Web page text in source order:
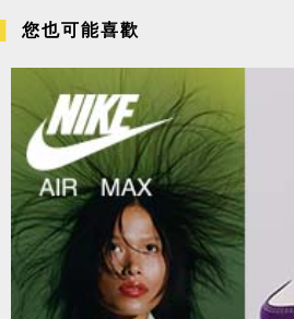
您也可能喜歡